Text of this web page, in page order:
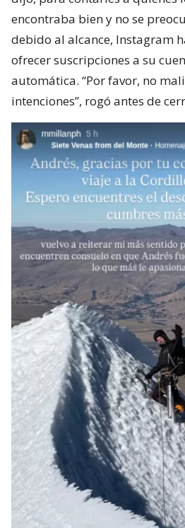
encontraba bien y no se
debido al alcance, Instagram
ofrecer suscripciones a su
automática. “Por favor, no
intenciones”, rogó antes de